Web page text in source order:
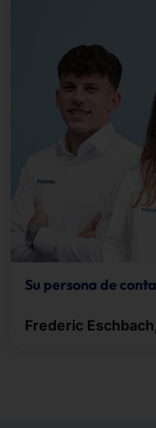
Su persona de
Frederic